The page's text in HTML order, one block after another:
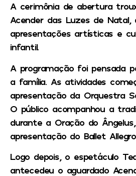
A cerimônia de abertura
Acender das Luzes de Natal,
apresentações artísticas e
infantil.
A programação foi pensada
a família. As atividades
apresentação da Orquestra
O público acompanhou a
durante a Oração do
apresentação do Ballet
Logo depois, o espetáculo
antecedeu o aguardado